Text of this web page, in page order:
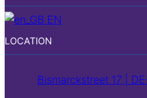
EN
LOCATION
Bismarckstreet 17 |